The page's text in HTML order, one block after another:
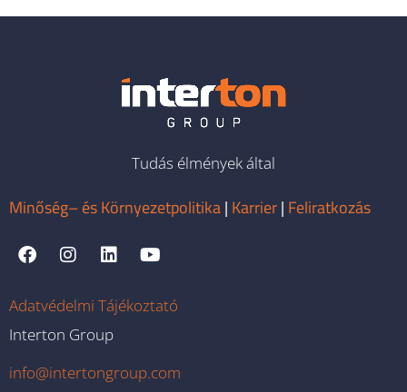
Tudás élmények által
Minőség– és Környezetpolitika| Karrier| Feliratkozás
Adatvédelmi Tájékoztató
Interton Group
info@intertongroup.com